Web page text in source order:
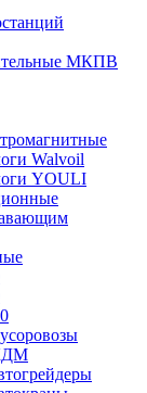
МКПВ
Walvoil
YOULI